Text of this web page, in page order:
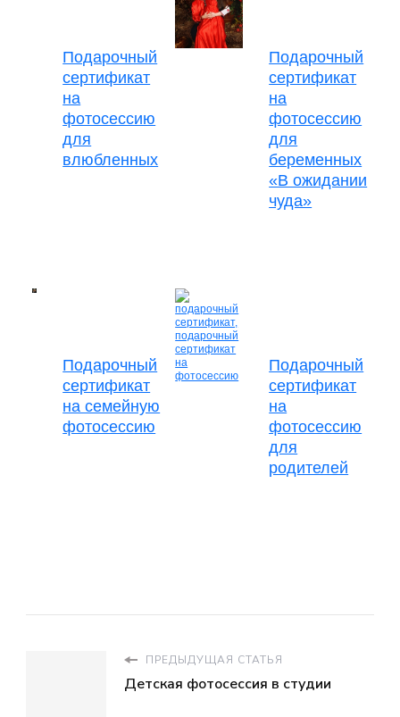
Подарочный
сертификат
на
фотосессию
для
влюбленных
Подарочный
сертификат
на
фотосессию
для
беременных
«В ожидании
чуда»
Подарочный
сертификат
на семейную
фотосессию
Подарочный
сертификат
на
фотосессию
для
родителей
ПРЕДЫДУЩАЯ СТАТЬЯ
Детская фотосессия в студии